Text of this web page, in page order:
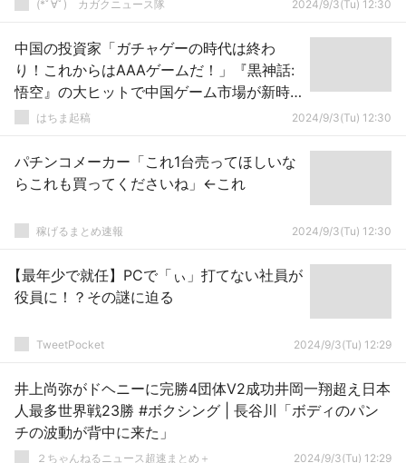
(*ﾟ∀ﾟ)ゞカガクニュース隊 2024/9/3(Tu) 12:30
中国の投資家「ガチャゲーの時代は終わ
り！これからはAAAゲームだ！」『黒神話:
悟空』の大ヒットで中国ゲーム市場が新時
代へはちま起稿 2024/9/3(Tu) 12:30
パチンコメーカー「これ1台売ってほしいな
らこれも買ってくださいね」←これ
稼げるまとめ速報 2024/9/3(Tu) 12:30
【最年少で就任】PCで「ぃ」打てない社員が
役員に！？その謎に迫る
TweetPocket 2024/9/3(Tu) 12:29
井上尚弥がドヘニーに完勝4団体V2成功井岡一翔超え日本
人最多世界戦23勝 #ボクシング | 長谷川「ボディのパン
チの波動が背中に来た」
２ちゃんねるニュース超速まとめ＋ 2024/9/3(Tu) 12:29